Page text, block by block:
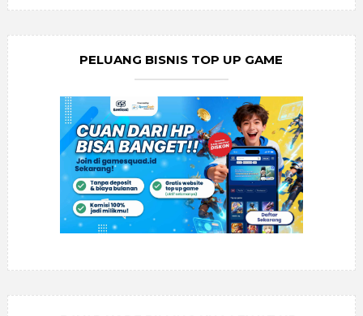
PELUANG BISNIS TOP UP GAME